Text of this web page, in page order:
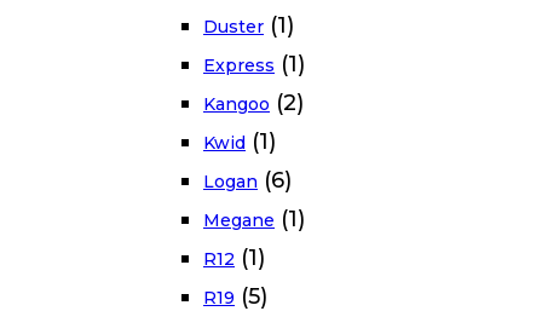
Duster (1)
Express (1)
Kangoo (2)
Kwid (1)
Logan (6)
Megane (1)
R12 (1)
R19 (5)